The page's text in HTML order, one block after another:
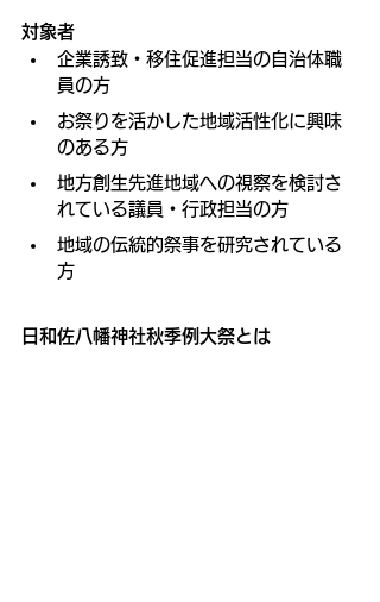
対象者
企業誘致・移住促進担当の自治体職
員の方
お祭りを活かした地域活性化に興味
のある方
地方創生先進地域への視察を検討さ
れている議員・行政担当の方
地域の伝統的祭事を研究されている
方
日和佐八幡神社秋季例大祭とは